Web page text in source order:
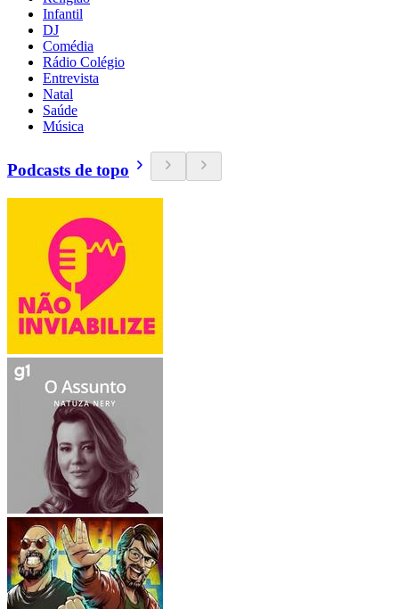
Infantil
DJ
Comédia
Rádio Colégio
Entrevista
Natal
Saúde
Música
Podcasts de topo